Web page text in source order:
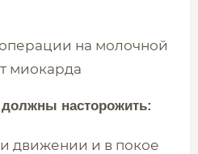
на молочной
миокарда
насторожить:
движении и в покое